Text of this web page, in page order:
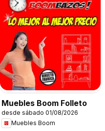
Muebles Boom Folleto
desde sábado 01/08/2026
Muebles Boom